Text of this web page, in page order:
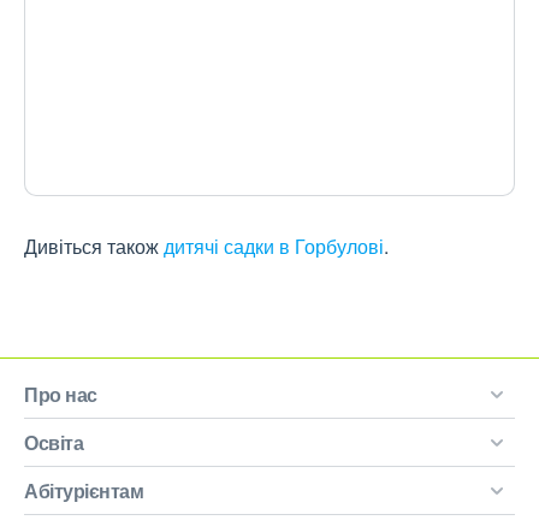
Дивіться такождитячі садки в Горбулові.
Про нас
Освіта
Абітурієнтам